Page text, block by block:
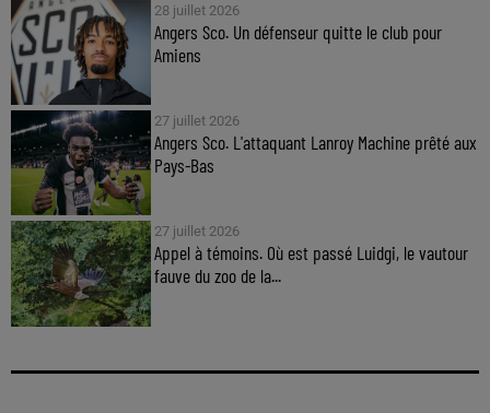
28 juillet 2026
Angers Sco. Un défenseur quitte le club pour
Amiens
27 juillet 2026
Angers Sco. L'attaquant Lanroy Machine prêté aux
Pays-Bas
27 juillet 2026
Appel à témoins. Où est passé Luidgi, le vautour
fauve du zoo de la...